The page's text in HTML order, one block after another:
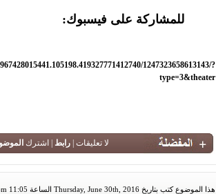
للمشاركة على فيسبوك:
1247323658613143/?
type=3&theater
لا تعليقات |رابط | اشترك
هذا الموضوع كتب بتاريخ Thursday, June 30th, 2016 الساعة 11:05 pm في تصنيف